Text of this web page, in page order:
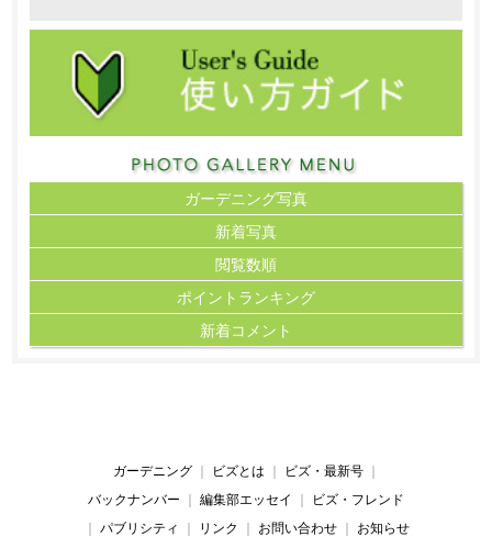
ガーデニング写真
新着写真
閲覧数順
ポイント ランキング
新着コメント
ガーデニング｜ ビズとは ｜ ビズ・最新号｜
バックナンバー ｜ 編集部エッセイ ｜
ビズ・フレンド
｜ パブリシティ ｜ リンク ｜ お問い合わせ｜ お知らせ